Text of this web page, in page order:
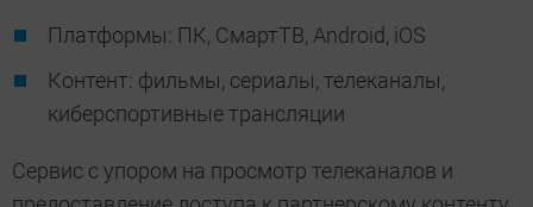
Платформы: ПК, СмартТВ, Android, iOS
Контент: фильмы, сериалы, телеканалы,
киберспортивные трансляции
Сервис с упором на просмотр телеканалов и